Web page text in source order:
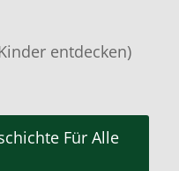
entdecken)
Für Alle